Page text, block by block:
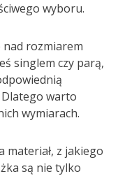
wyboru.
nad rozmiarem
singlem czy parą,
warto
wymiarach.
materiał, z jakiego
są nie tylko